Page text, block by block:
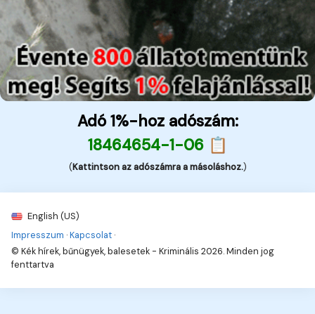
Adó 1%-hoz adószám:
18464654-1-06 📋
(Kattintson az adószámra a másoláshoz.)
English (US)
Impresszum ·Kapcsolat ·
© Kék hírek, bűnügyek, balesetek - Kriminális 2026. Minden jog
fenttartva